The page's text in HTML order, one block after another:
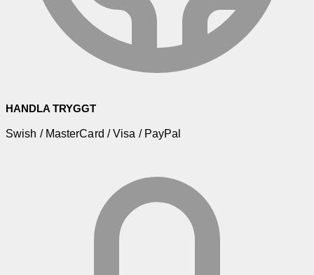
HANDLA TRYGGT
Swish / MasterCard / Visa / PayPal